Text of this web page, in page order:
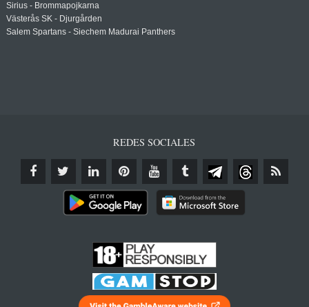
Sirius - Brommapojkarna
Västerås SK - Djurgården
Salem Spartans - Siechem Madurai Panthers
REDES SOCIALES